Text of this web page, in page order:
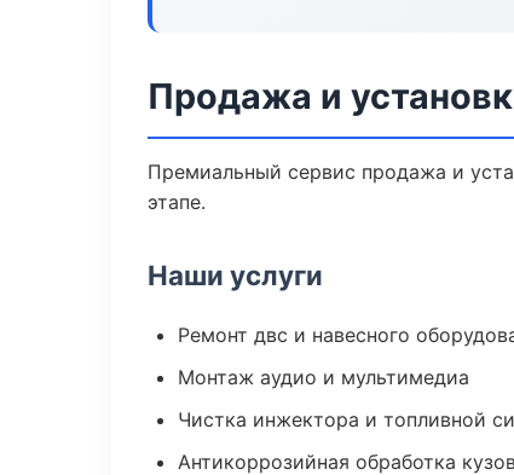
Продажа и
Премиальный сервис продажа и
этапе.
Наши услуги
Ремонт двс и навесного
Монтаж аудио и мультимедиа
Чистка инжектора и топливной
Антикоррозийная обработка